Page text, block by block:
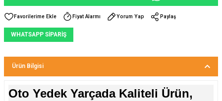
Fiyat Alarmı Yorum Yap Paylaş
WHATSAPP SİPARİŞ
Ürün Bilgisi
Oto Yedek Yarçada Kaliteli Ürün,